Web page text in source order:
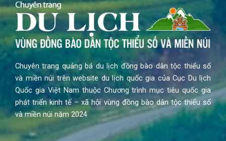
Chuyên trang quảng bá du lịch đồng bào dân tộc thiểu số
và miền núi trên website du lịch quốc gia của Cục Du lịch
Quốc gia Việt Nam thuộc Chương trình mục tiêu quốc gia
phát triển kinh tế – xã hội vùng đồng bào dân tộc thiểu số
và miền núi năm 2024